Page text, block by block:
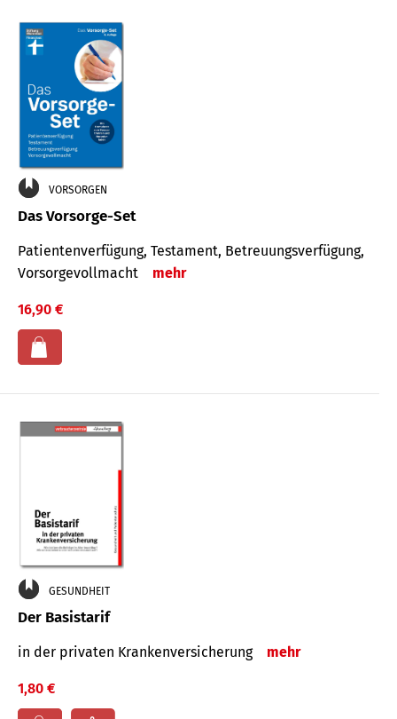
VORSORGEN
Das Vorsorge-Set
Patienten­ver­fügung, Testa­ment, Be­treuungs­verfü­gung,
Vor­sorge­voll­macht
mehr
16,90 €
GESUNDHEIT
Der Basistarif
in der privaten Kran­ken­ver­siche­rung mehr
1,80 €